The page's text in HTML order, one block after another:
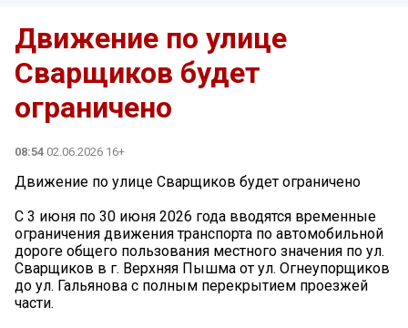
Движение по улице
Сварщиков будет
ограничено
08:54 02.06.2026 16+
Движение по улице Сварщиков будет ограничено
С 3 июня по 30 июня 2026 года вводятся временные
ограничения движения транспорта по автомобильной
дороге общего пользования местного значения по ул.
Сварщиков в г. Верхняя Пышма от ул. Огнеупорщиков
до ул. Гальянова с полным перекрытием проезжей
части.